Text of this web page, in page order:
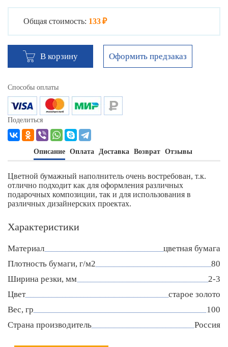
Общая стоимость: 133 ₽
В корзину Оформить предзаказ
Способы оплаты
Поделиться
Описание Оплата Доставка Возврат Отзывы
Цветной бумажный наполнитель очень востребован, т.к.
отлично подходит как для оформления различных
подарочных композиции, так и для использования в
различных дизайнерских проектах.
Характеристики
Материал
цветная бумага
Плотность бумаги, г/м2
80
Ширина резки, мм
2-3
Цвет
старое золото
Вес, гр
100
Страна производитель
Россия